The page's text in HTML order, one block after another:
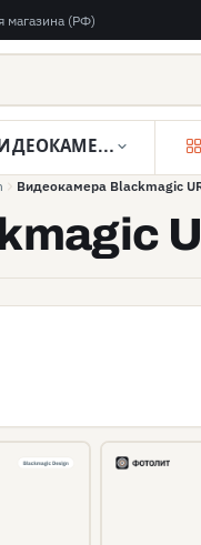
магазина (РФ)
ВИДЕОКАМЕРЫ
Видеокамера Blackmagic